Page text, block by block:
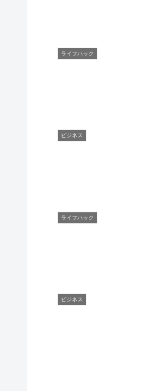
ライフハック
ビジネス
ライフハック
ビジネス